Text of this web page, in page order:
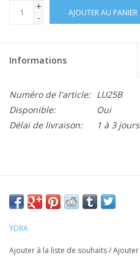
+
-
AJOUTER AU PANIER
Informations
Numéro de l'article: LU25B
Disponible:
Oui
Délai de livraison:
1 à 3 jours
YDRA
Ajouter à la liste de souhaits/